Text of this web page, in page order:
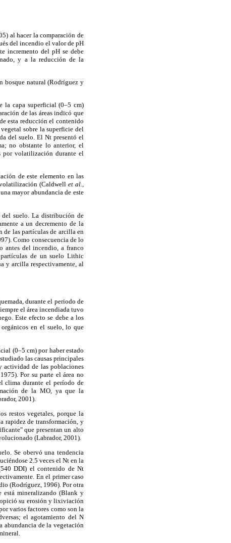
al hacer la comparación de
del incendio el valor de pH
incremento del pH se debe
y a la reducción de la
bosque natural (Rodríguez y
la capa superficial (0–5 cm)
de las áreas indicó que
esta reducción el contenido
sobre la superficie del
del suelo. El Nt presentó el
no obstante lo anterior, el
por volatilización durante el
de este elemento en las
(Caldwell et al.,
mayor abundancia de este
del suelo. La distribución de
a un decremento de la
de las partículas de arcilla en
Como consecuencia de lo
antes del incendio, a franco
de un suelo Lithic
y arcilla respectivamente, al
durante el periodo de
el área incendiada tuvo
Este efecto se debe a los
en el suelo, lo que
(0–5 cm) por haber estado
las causas principales
actividad de las poblaciones
Por su parte el área no
clima durante el período de
de la MO, ya que la
2001).
restos vegetales, porque la
rapidez de transformación, y
que presentan un alto
(Labrador, 2001).
Se obervó una tendencia
2.5 veces el Nt en la
DDI) el contenido de Nt
En el primer caso
(Rodríguez, 1996). Por otra
está mineralizando (Blank y
su erosión y lixiviación
varios factores como son la
el agotamiento del N
abundancia de la vegetación